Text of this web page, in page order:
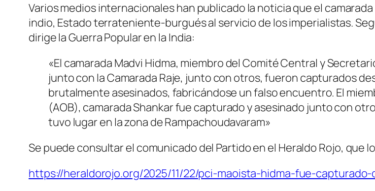
Varios medios internacionales han publicado la noticia que el
indio, Estado terrateniente-burgués al servicio de los imperialistas.
dirige la Guerra Popular en la India:
«El camarada Madvi Hidma, miembro del Comité Central y
junto con la Camarada Raje, junto con otros, fueron capturados
brutalmente asesinados, fabricándose un falso encuentro. El
(AOB), camarada Shankar fue capturado y asesinado junto con
tuvo lugar en la zona de Rampachoudavaram»
Se puede consultar el comunicado del Partido en el Heraldo Rojo, que
https://heraldorojo.org/2025/11/22/pci-maoista-hidma-fue-